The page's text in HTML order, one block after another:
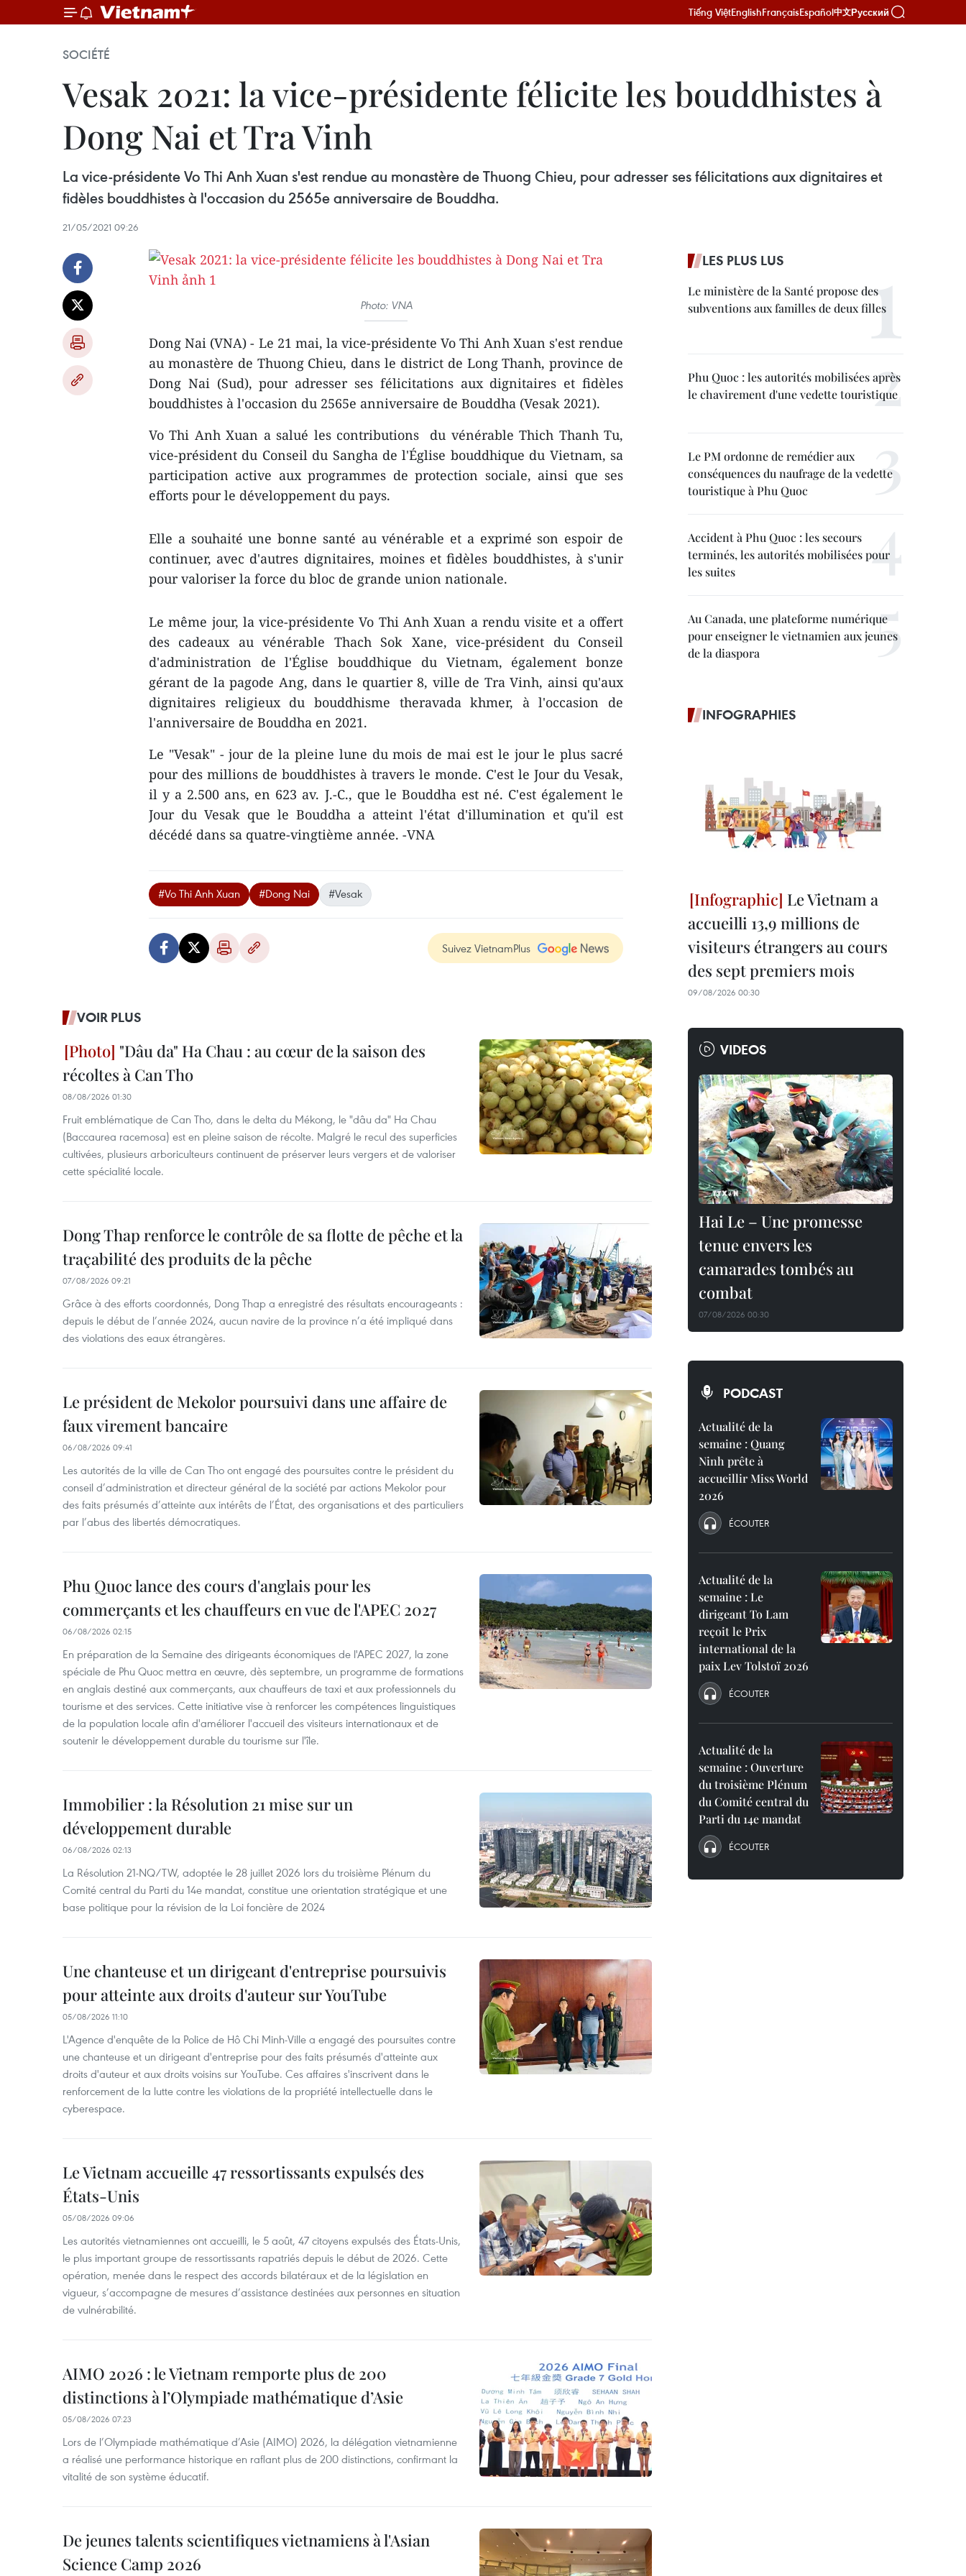
Tiếng ViệtEnglishFrançaisEspañol中文Русский
SOCIÉTÉ
Vesak 2021: la vice-présidente félicite les bouddhistes à
Dong Nai et Tra Vinh
La vice-présidente Vo Thi Anh Xuan s'est rendue au monastère de Thuong Chieu, pour adresser ses félicitations aux dignitaires et
fidèles bouddhistes à l'occasion du 2565e anniversaire de Bouddha.
21/05/2021 09:26
Photo: VNA
Dong Nai (VNA) - Le 21 mai, la vice-présidente Vo Thi Anh Xuan s'est rendue
au monastère de Thuong Chieu, dans le district de Long Thanh, province de
Dong Nai (Sud), pour adresser ses félicitations aux dignitaires et fidèles
bouddhistes à l'occasion du 2565e anniversaire de Bouddha (Vesak 2021).
Vo Thi Anh Xuan a salué les contributions du vénérable Thich Thanh Tu,
vice-président du Conseil du Sangha de l'Église bouddhique du Vietnam, sa
participation active aux programmes de protection sociale, ainsi que ses
efforts pour le développement du pays.
Elle a souhaité une bonne santé au vénérable et a exprimé son espoir de
continuer, avec d'autres dignitaires, moines et fidèles bouddhistes, à s'unir
pour valoriser la force du bloc de grande union nationale.
Le même jour, la vice-présidente Vo Thi Anh Xuan a rendu visite et a offert
des cadeaux au vénérable Thach Sok Xane, vice-président du Conseil
d'administration de l'Église bouddhique du Vietnam, également bonze
gérant de la pagode Ang, dans le quartier 8, ville de Tra Vinh, ainsi qu'aux
dignitaires religieux du bouddhisme theravada khmer, à l'occasion de
l'anniversaire de Bouddha en 2021.
Le "Vesak" - jour de la pleine lune du mois de mai est le jour le plus sacré
pour des millions de bouddhistes à travers le monde. C'est le Jour du Vesak,
il y a 2.500 ans, en 623 av. J.-C., que le Bouddha est né. C'est également le
Jour du Vesak que le Bouddha a atteint l'état d'illumination et qu'il est
décédé dans sa quatre-vingtième année. -VNA
#Vo Thi Anh Xuan #Dong Nai #Vesak
Suivez VietnamPlus
VOIR PLUS
"Dâu da" Ha Chau : au cœur de la saison des
récoltes à Can Tho
08/08/2026 01:30
Fruit emblématique de Can Tho, dans le delta du Mékong, le "dâu da" Ha Chau
(Baccaurea racemosa) est en pleine saison de récolte. Malgré le recul des superficies
cultivées, plusieurs arboriculteurs continuent de préserver leurs vergers et de valoriser
cette spécialité locale.
Dong Thap renforce le contrôle de sa flotte de pêche et la
traçabilité des produits de la pêche
07/08/2026 09:21
Grâce à des efforts coordonnés, Dong Thap a enregistré des résultats encourageants :
depuis le début de l’année 2024, aucun navire de la province n’a été impliqué dans
des violations des eaux étrangères.
Le président de Mekolor poursuivi dans une affaire de
faux virement bancaire
06/08/2026 09:41
Les autorités de la ville de Can Tho ont engagé des poursuites contre le président du
conseil d’administration et directeur général de la société par actions Mekolor pour
des faits présumés d’atteinte aux intérêts de l’État, des organisations et des particuliers
par l’abus des libertés démocratiques.
Phu Quoc lance des cours d'anglais pour les
commerçants et les chauffeurs en vue de l'APEC 2027
06/08/2026 02:15
En préparation de la Semaine des dirigeants économiques de l'APEC 2027, la zone
spéciale de Phu Quoc mettra en œuvre, dès septembre, un programme de formations
en anglais destiné aux commerçants, aux chauffeurs de taxi et aux professionnels du
tourisme et des services. Cette initiative vise à renforcer les compétences linguistiques
de la population locale afin d'améliorer l'accueil des visiteurs internationaux et de
soutenir le développement durable du tourisme sur l'île.
Immobilier : la Résolution 21 mise sur un
développement durable
06/08/2026 02:13
La Résolution 21-NQ/TW, adoptée le 28 juillet 2026 lors du troisième Plénum du
Comité central du Parti du 14e mandat, constitue une orientation stratégique et une
base politique pour la révision de la Loi foncière de 2024
Une chanteuse et un dirigeant d'entreprise poursuivis
pour atteinte aux droits d'auteur sur YouTube
05/08/2026 11:10
L'Agence d'enquête de la Police de Hô Chi Minh-Ville a engagé des poursuites contre
une chanteuse et un dirigeant d'entreprise pour des faits présumés d'atteinte aux
droits d'auteur et aux droits voisins sur YouTube. Ces affaires s'inscrivent dans le
renforcement de la lutte contre les violations de la propriété intellectuelle dans le
cyberespace.
Le Vietnam accueille 47 ressortissants expulsés des
États-Unis
05/08/2026 09:06
Les autorités vietnamiennes ont accueilli, le 5 août, 47 citoyens expulsés des États-Unis,
le plus important groupe de ressortissants rapatriés depuis le début de 2026. Cette
opération, menée dans le respect des accords bilatéraux et de la législation en
vigueur, s’accompagne de mesures d’assistance destinées aux personnes en situation
de vulnérabilité.
AIMO 2026 : le Vietnam remporte plus de 200
distinctions à l’Olympiade mathématique d’Asie
05/08/2026 07:23
Lors de l’Olympiade mathématique d’Asie (AIMO) 2026, la délégation vietnamienne
a réalisé une performance historique en raflant plus de 200 distinctions, confirmant la
vitalité de son système éducatif.
De jeunes talents scientifiques vietnamiens à l'Asian
Science Camp 2026
LES PLUS LUS
Le ministère de la Santé propose des
subventions aux familles de deux filles
Phu Quoc : les autorités mobilisées après
le chavirement d'une vedette touristique
Le PM ordonne de remédier aux
conséquences du naufrage de la vedette
touristique à Phu Quoc
Accident à Phu Quoc : les secours
terminés, les autorités mobilisées pour
les suites
Au Canada, une plateforme numérique
pour enseigner le vietnamien aux jeunes
de la diaspora
INFOGRAPHIES
Le Vietnam a
accueilli 13,9 millions de
visiteurs étrangers au cours
des sept premiers mois
09/08/2026 00:30
VIDEOS
Hai Le – Une promesse
tenue envers les
camarades tombés au
combat
07/08/2026 00:30
PODCAST
Actualité de la
semaine : Quang
Ninh prête à
accueillir Miss World
2026
ÉCOUTER
Actualité de la
semaine : Le
dirigeant To Lam
reçoit le Prix
international de la
paix Lev Tolstoï 2026
ÉCOUTER
Actualité de la
semaine : Ouverture
du troisième Plénum
du Comité central du
Parti du 14e mandat
ÉCOUTER